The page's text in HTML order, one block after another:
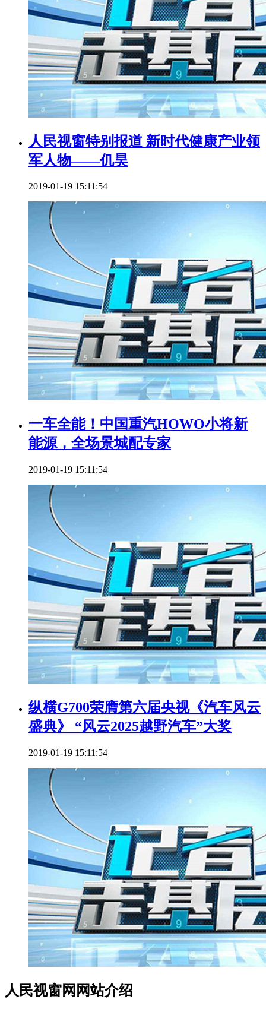
人民视窗特别报道 新时代健康产业领
军人物——仉昊
2019-01-19 15:11:54
一车全能！中国重汽HOWO小将新
能源，全场景城配专家
2019-01-19 15:11:54
纵横G700荣膺第六届央视《汽车风云
盛典》 “风云2025越野汽车”大奖
2019-01-19 15:11:54
人民视窗网网站介绍